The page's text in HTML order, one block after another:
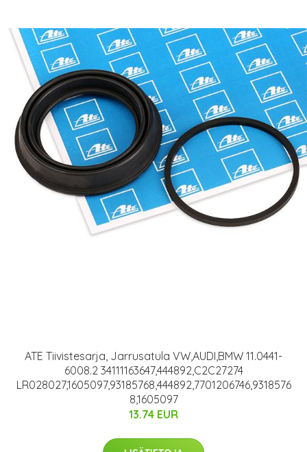
ATE Tiivistesarja, Jarrusatula VW,AUDI,BMW 11.0441-
6008.2 34111163647,444892,C2C27274
LR028027,1605097,93185768,444892,7701206746,9318576
8,1605097
13.74 EUR